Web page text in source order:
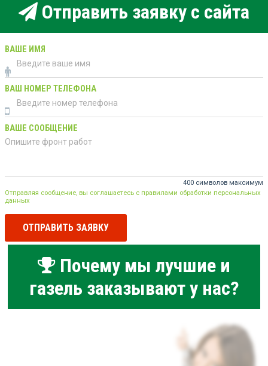
Отправить заявку с сайта
ВАШЕ ИМЯ
ВАШ НОМЕР ТЕЛЕФОНА
ВАШЕ СООБЩЕНИЕ
400 символов максимум
Отправляя сообщение, вы соглашаетесь с правилами обработки персональных
данных
ОТПРАВИТЬ ЗАЯВКУ
Почему мы лучшие и
газель заказывают у нас?